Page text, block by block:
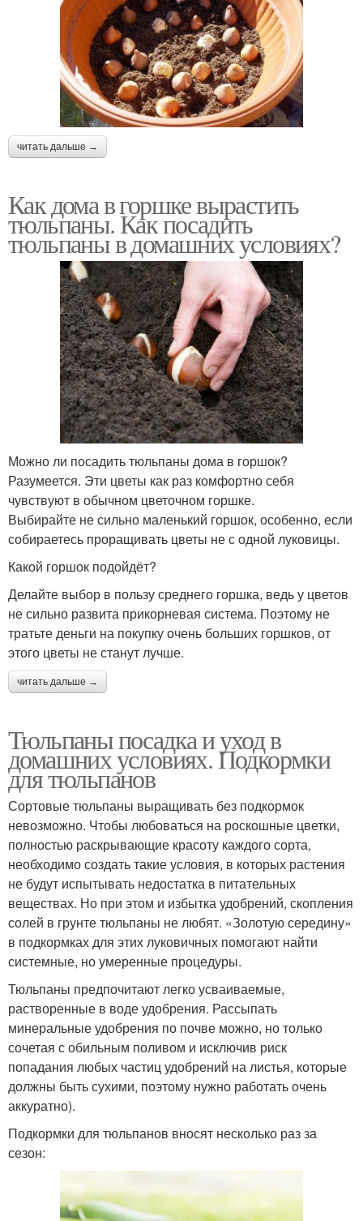
читать дальше →
Как дома в горшке вырастить
тюльпаны. Как посадить
тюльпаны в домашних условиях?
Можно ли посадить тюльпаны дома в горшок?
Разумеется. Эти цветы как раз комфортно себя
чувствуют в обычном цветочном горшке.
Выбирайте не сильно маленький горшок, особенно, если
собираетесь проращивать цветы не с одной луковицы.
Какой горшок подойдёт?
Делайте выбор в пользу среднего горшка, ведь у цветов
не сильно развита прикорневая система. Поэтому не
тратьте деньги на покупку очень больших горшков, от
этого цветы не станут лучше.
читать дальше →
Тюльпаны посадка и уход в
домашних условиях. Подкормки
для тюльпанов
Сортовые тюльпаны выращивать без подкормок
невозможно. Чтобы любоваться на роскошные цветки,
полностью раскрывающие красоту каждого сорта,
необходимо создать такие условия, в которых растения
не будут испытывать недостатка в питательных
веществах. Но при этом и избытка удобрений, скопления
солей в грунте тюльпаны не любят. «Золотую середину»
в подкормках для этих луковичных помогают найти
системные, но умеренные процедуры.
Тюльпаны предпочитают легко усваиваемые,
растворенные в воде удобрения. Рассыпать
минеральные удобрения по почве можно, но только
сочетая с обильным поливом и исключив риск
попадания любых частиц удобрений на листья, которые
должны быть сухими, поэтому нужно работать очень
аккуратно).
Подкормки для тюльпанов вносят несколько раз за
сезон: